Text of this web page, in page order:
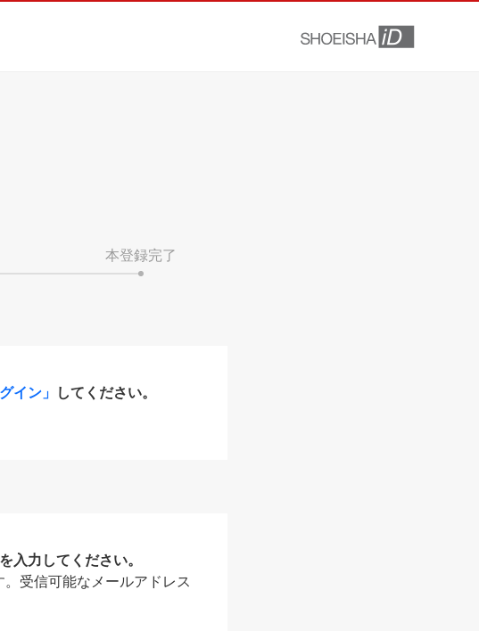
本登録完了
イン」 してください。
力してください。
受信可能なメールアドレス